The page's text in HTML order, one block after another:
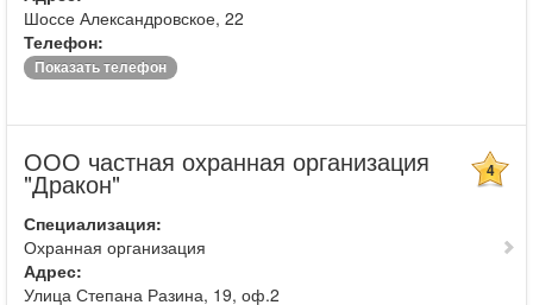
Шоссе Александровское, 22
Телефон:
Показать телефон
ООО частная охранная организация
"Дракон" 4
Специализация:
Охранная организация
Адрес:
Улица Степана Разина, 19, оф.2